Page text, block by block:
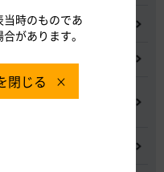
トはく離・落下事象調査
事象調査検討会
時のものであ
があります。
閉じる